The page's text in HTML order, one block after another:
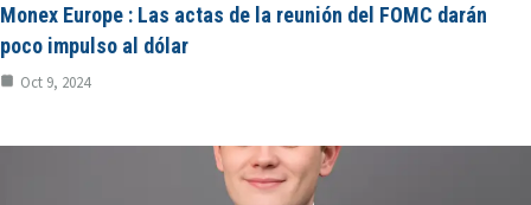
Monex Europe : Las actas de la reunión del FOMC darán
poco impulso al dólar
Oct 9, 2024